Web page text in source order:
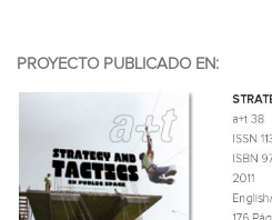
PROYECTO PUBLICADO EN: